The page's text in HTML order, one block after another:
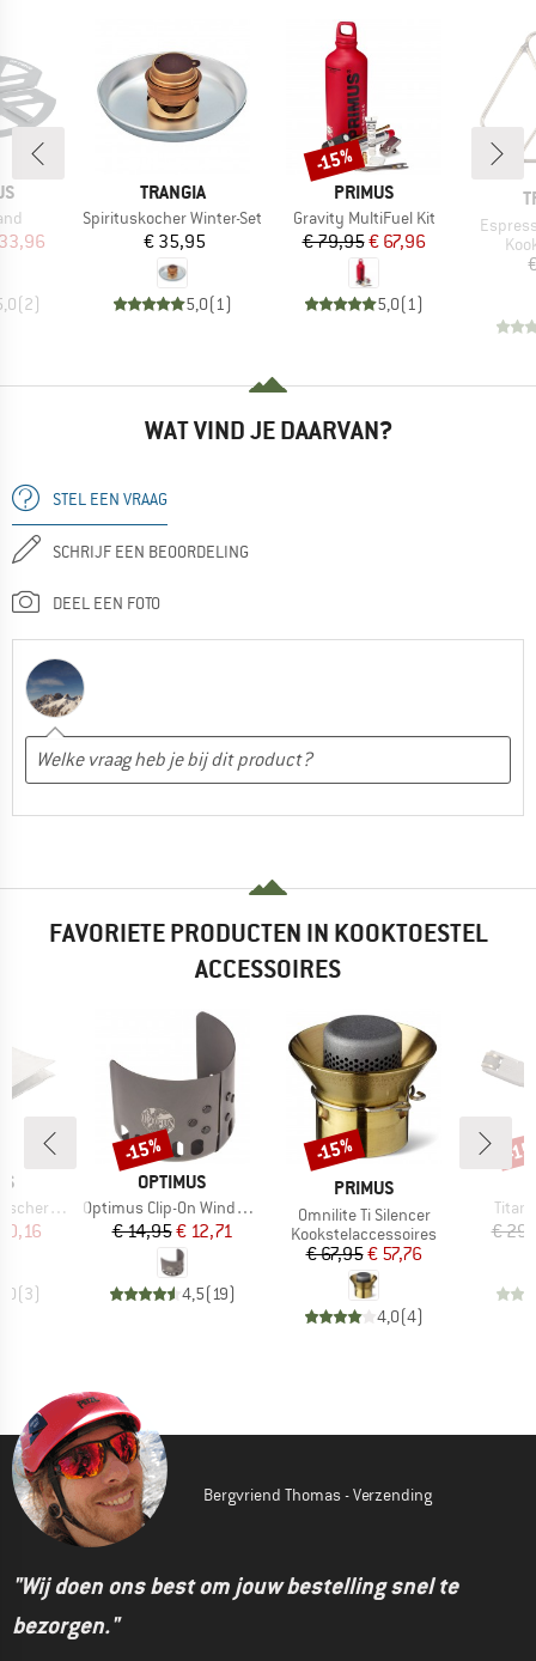
prijs
(2)
MERK
TRANGIA
Artikel
Spirituskocher Winter-Set
Prijs
€ 35,95
5,0(1)
MERK
PRIMUS
Artikel
Gravity MultiFuel Kit
Prijs
€ 79,95Verlaagde prijs
€ 67,96
5,0(1)
Korting
-15%
Artikel
WAT VIND JE DAARVAN?
STEL EEN VRAAG
SCHRIJF EEN BEOORDELING
DEEL EEN FOTO
FAVORIETE PRODUCTEN IN KOOKTOESTEL
ACCESSOIRES
& Nova+
prijs
(3)
MERK
OPTIMUS
Artikel
Optimus Clip-On Windshield for Gas Cartridges
Prijs
€ 14,95Verlaagde prijs
€ 12,71
4,5(19)
Korting
-15%
MERK
PRIMUS
Artikel
Omnilite Ti Silencer
Productgroep
Kookstelaccessoires
Prijs
€ 67,95Verlaagde prijs
€ 57,76
4,0(4)
Korting
-15%
Artikel
Titan
€
-
Bergvriend Thomas - Verzending
"Wij doen ons best om jouw bestelling snel te
bezorgen."